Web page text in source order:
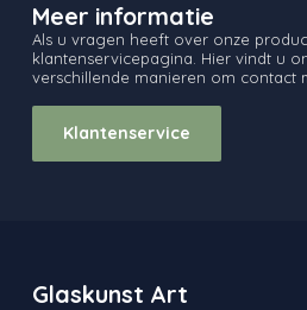
Meer informatie
Als u vragen heeft over onze
klantenservicepagina. Hier vindt u
verschillende manieren om contact
Klantenservice
Glaskunst Art